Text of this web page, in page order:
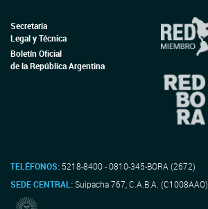
Secretaría
Legal y Técnica
Boletín Oficial
de la República Argentina
TELÉFONOS: 5218-8400 - 0810-345-BORA (2672)
SEDE CENTRAL:Suipacha 767, C.A.B.A. (C1008AAO)